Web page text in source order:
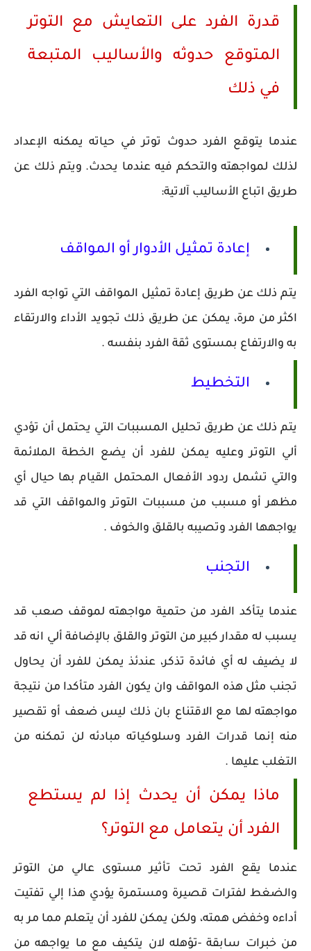
قدرة الفرد على التعايش مع التوتر
المتوقع حدوثه والأساليب المتبعة
في ذلك
عندما يتوقع الفرد حدوث توتر في حياته يمكنه الإعداد
لذلك لمواجهته والتحكم فيه عندما يحدث. ويتم ذلك عن
طريق اتباع الأساليب آلاتية:
إعادة تمثيل الأدوار أو المواقف
يتم ذلك عن طريق إعادة تمثيل المواقف التي تواجه الفرد
اكثر من مرة، يمكن عن طريق ذلك تجويد الأداء والارتقاء
به والارتفاع بمستوى ثقة الفرد بنفسه .
التخطيط
يتم ذلك عن طريق تحليل المسببات التي يحتمل أن تؤدي
ألي التوتر وعليه يمكن للفرد أن يضع الخطة الملائمة
والتي تشمل ردود الأفعال المحتمل القيام بها حيال أي
مظهر أو مسبب من مسببات التوتر والمواقف التي قد
يواجهها الفرد وتصيبه بالقلق والخوف .
التجنب
عندما يتأكد الفرد من حتمية مواجهته لموقف صعب قد
يسبب له مقدار كبير من التوتر والقلق بالإضافة ألي انه قد
لا يضيف له أي فائدة تذكر، عندئذ يمكن للفرد أن يحاول
تجنب مثل هذه المواقف وان يكون الفرد متأكدا من نتيجة
مواجهته لها مع الاقتناع بان ذلك ليس ضعف أو تقصير
منه إنما قدرات الفرد وسلوكياته مبادئه لن تمكنه من
التغلب عليها .
ماذا يمكن أن يحدث إذا لم يستطع
الفرد أن يتعامل مع التوتر؟
عندما يقع الفرد تحت تأثير مستوى عالي من التوتر
والضغط لفترات قصيرة ومستمرة يؤدي هذا إلي تفتيت
أداءه وخفض همته، ولكن يمكن للفرد أن يتعلم مما مر به
من خبرات سابقة -تؤهله لان يتكيف مع ما يواجهه من